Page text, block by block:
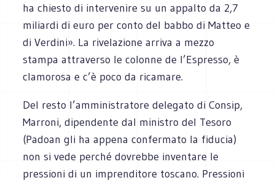
ha chiesto di intervenire su un appalto da 2,7
miliardi di euro per conto del babbo di Matteo e
di Verdini». La rivelazione arriva a mezzo
stampa attraverso le colonne de l’Espresso, è
clamorosa e c’è poco da ricamare.
Del resto l’amministratore delegato di Consip,
Marroni, dipendente dal ministro del Tesoro
(Padoan gli ha appena confermato la fiducia)
non si vede perché dovrebbe inventare le
pressioni di un imprenditore toscano. Pressioni